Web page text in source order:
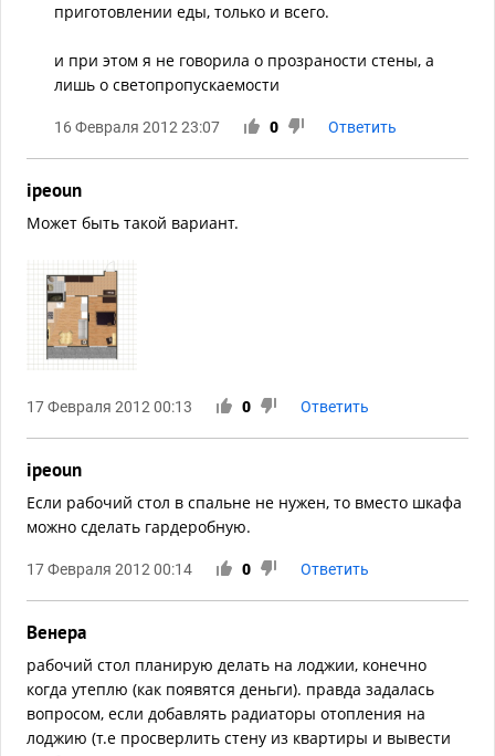
приготовлении еды, только и всего.
и при этом я не говорила о прозраности стены, а
лишь о светопропускаемости
16 Февраля 2012 23:07 0 Ответить
ipeoun
Может быть такой вариант.
17 Февраля 2012 00:13 0 Ответить
ipeoun
Если рабочий стол в спальне не нужен, то вместо шкафа
можно сделать гардеробную.
17 Февраля 2012 00:14 0 Ответить
Венера
рабочий стол планирую делать на лоджии, конечно
когда утеплю (как появятся деньги). правда задалась
вопросом, если добавлять радиаторы отопления на
лоджию (т.е просверлить стену из квартиры и вывести